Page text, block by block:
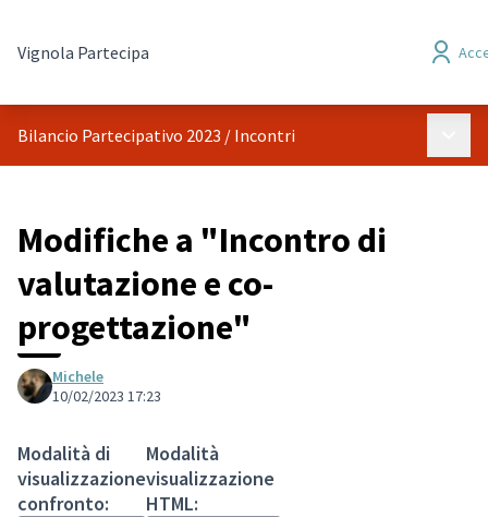
Vignola Partecipa
Bilancio Partecipativo 2023 / Incontri
Modifiche a "Incontro di
valutazione e co-
progettazione"
Michele
10/02/2023 17:23
Modalità di
visualizzazione
confronto:
Modalità
visualizzazione
HTML: